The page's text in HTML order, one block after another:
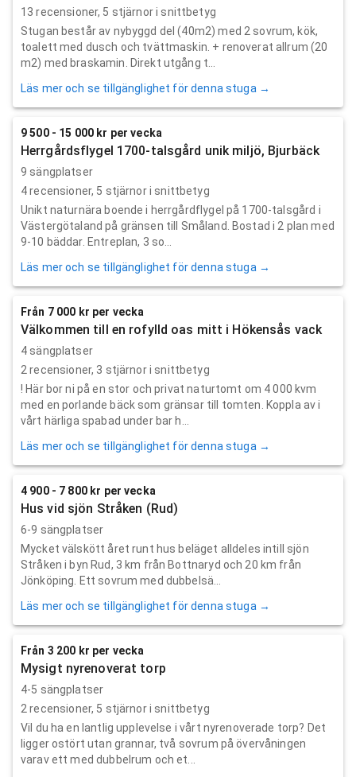
13 recensioner, 5 stjärnor i snittbetyg
Stugan består av nybyggd del (40m2) med 2 sovrum, kök,
toalett med dusch och tvättmaskin. + renoverat allrum (20
m2) med braskamin. Direkt utgång t...
Läs mer och se tillgänglighet för denna stuga →
9 500 - 15 000 kr per vecka
Herrgårdsflygel 1700-talsgård unik miljö, Bjurbäck
9 sängplatser
4recensioner, 5 stjärnor i snittbetyg
Unikt naturnära boende i herrgårdflygel på 1700-talsgård i
Västergötaland på gränsen till Småland. Bostad i 2 plan med
9-10 bäddar. Entreplan, 3 so...
Läs mer och se tillgänglighet för denna stuga →
Från 7 000 kr per vecka
Välkommen till en rofylld oas mitt i Hökensås vack
4 sängplatser
2 recensioner, 3 stjärnor i snittbetyg
! Här bor ni på en stor och privat naturtomt om 4 000 kvm
med en porlande bäck som gränsar till tomten. Koppla av i
vårt härliga spabad under bar h...
Läs mer och se tillgänglighet för denna stuga →
4 900 - 7 800 kr per vecka
Hus vid sjön Stråken (Rud)
6-9 sängplatser
Mycket välskött året runt hus beläget alldeles intill sjön
Stråken i byn Rud, 3 km från Bottnaryd och 20 km från
Jönköping. Ett sovrum med dubbelsä...
Läs mer och se tillgänglighet för denna stuga →
Från 3 200 kr per vecka
Mysigt nyrenoverat torp
4-5 sängplatser
2 recensioner, 5 stjärnor i snittbetyg
Vil du ha en lantlig upplevelse i vårt nyrenoverade torp? Det
ligger ostört utan grannar, två sovrum på övervåningen
varav ett med dubbelrum och et...